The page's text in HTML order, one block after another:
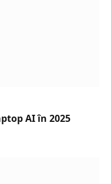
AI în 2025